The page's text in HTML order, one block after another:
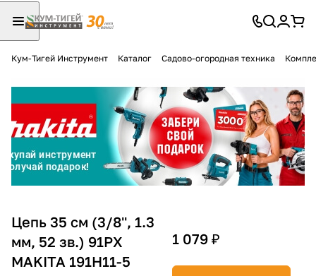
Кум-Тигей Инструмент Каталог Садово-огородная техника
Цепь 35 см (3/8'', 1.3
мм, 52 зв.) 91PX
MAKITA 191H11-5
1 079 ₽
Разбейте
оплатуна части
без переплат
График платежей
Сегодня